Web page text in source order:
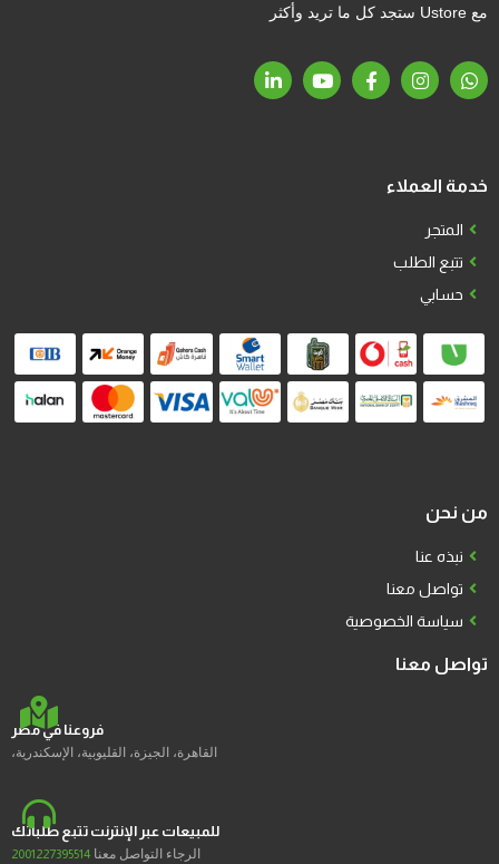
مع Ustore ستجد كل ما تريد وأكثر
خدمة العملاء
المتجر
تتبع الطلب
حسابي
من نحن
نبذه عنا
تواصل معنا
سياسة الخصوصية
تواصل معنا
فروعنا في مصر
القاهرة، الجيزة، القليوبية، الإسكندرية،
للمبيعات عبر الإنترنت تتبع طلباتك
الرجاء التواصل معنا 2001227395514